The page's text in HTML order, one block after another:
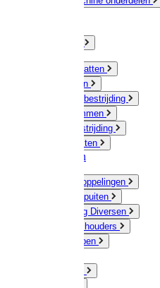
Muizen / Ratten
Drukspuiten
Ongediertebestrijding
Mollenklemmen
Onkruidbestrijding
Vliegenkasten
Meststoffen
Messing koppelingen
Gieters / Spuiten
Besproeiing Diversen
Slangen & houders
Waterpompen